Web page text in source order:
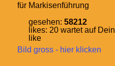
für Markisenführung
gesehen: 58212
likes: 20 wartet auf Dein
like
Bild gross - hier klicken